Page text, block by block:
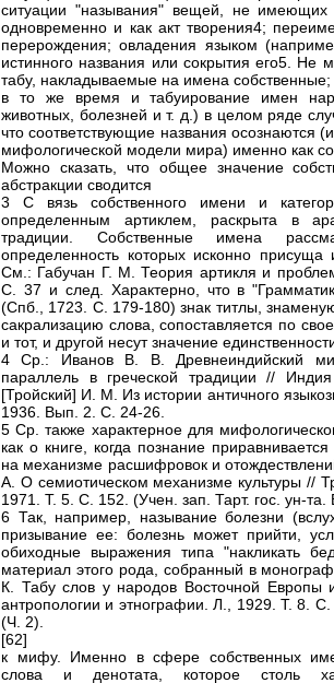
ситуации "называния" вещей, не имеющих
одновременно и как акт творения4;
перерождения; овладения языком
истинного названия или сокрытия его5. Не
табу, накладываемые на имена собственные;
в то же время и табуирование имен
животных, болезней и т. д.) в целом ряде
что соответствующие названия осознаются
мифологической модели мира) именно как
Можно сказать, что общее значение
абстракции сводится
3 С вязь собственного имени и
определенным артиклем, раскрыта в
традиции. Собственные имена
определенность которых исконно
См.: Габучан Г. М. Теория артикля и
С. 37 и след. Характерно, что в
(Спб., 1723. С. 179-180) знак титлы,
сакрализацию слова, сопоставляется по
и тот, и другой несут значение
4 Ср.: Иванов В. В. Древнеиндийский
параллель в греческой традиции //
[Тройский] И. М. Из истории античного
1936. Вып. 2. С. 24-26.
5 Ср. также характерное для
как о книге, когда познание
на механизме расшифровок и
А. О семиотическом механизме культуры //
1971. Т. 5. С. 152. (Учен. зап. Тарт. гос. ун-та.
6 Так, например, называние болезни
призывание ее: болезнь может прийти,
обиходные выражения типа "накликать
материал этого рода, собранный в
К. Табу слов у народов Восточной
антропологии и этнографии. Л., 1929. Т. 8.
(Ч. 2).
[62]
к мифу. Именно в сфере собственных
слова и денотата, которое столь